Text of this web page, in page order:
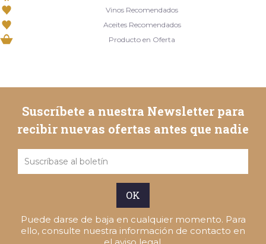
Vinos Recomendados
Aceites Recomendados
Producto en Oferta
Suscríbete a nuestra Newsletter para
recibir nuevas ofertas antes que nadie
Puede darse de baja en cualquier momento. Para
ello, consulte nuestra información de contacto en
el aviso legal.